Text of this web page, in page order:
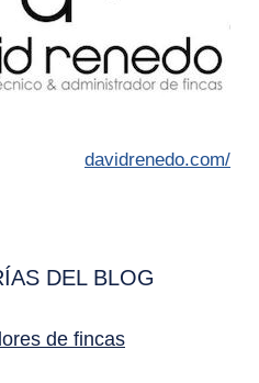
davidrenedo.com/
DEL BLOG
de fincas